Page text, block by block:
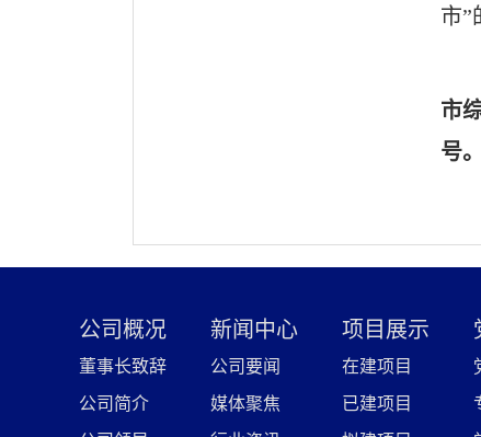
市”
市
号。
公司概况
董事长致辞
公司简介
新闻中心
公司要闻
媒体聚焦
项目展示
在建项目
已建项目